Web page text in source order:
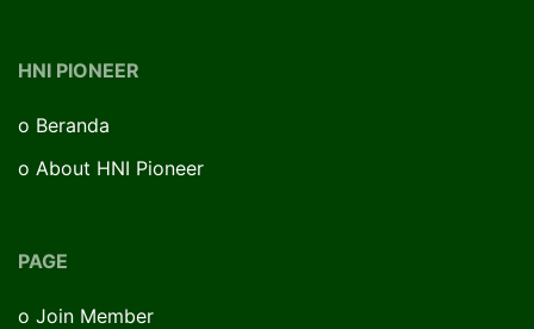
HNI PIONEER
o Beranda
o About HNI Pioneer
PAGE
o Join Member